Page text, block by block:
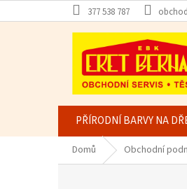
na
377 538 787
PŘÍRODNÍ BARVY NA
Domů Obchodní